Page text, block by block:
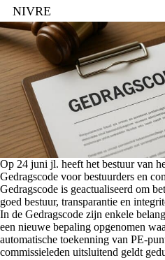
NIVRE
Op 24 juni jl. heeft het bestuur van
Gedragscode voor bestuurders en
Gedragscode is geactualiseerd om
goed bestuur, transparantie en
In de Gedragscode zijn enkele
een nieuwe bepaling opgenomen
automatische toekenning van PE-
commissieleden uitsluitend geldt